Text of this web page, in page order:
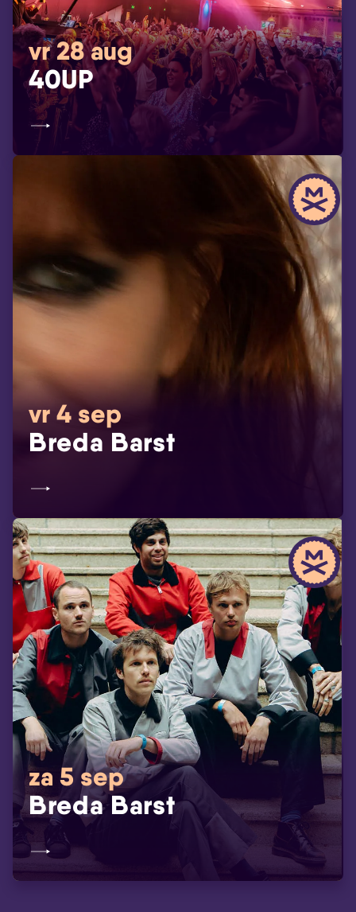
vr 28 aug
40UP
vr 4 sep
Breda Barst
za 5 sep
Breda Barst